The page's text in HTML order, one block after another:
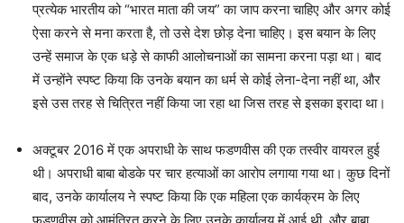
प्रत्येक भारतीय को “भारत माता की जय” का जाप करना चाहिए और अगर कोई
ऐसा करने से मना करता है, तो उसे देश छोड़ देना चाहिए। इस बयान के लिए
उन्हें समाज के एक धड़े से काफी आलोचनाओं का सामना करना पड़ा था। बाद
में उन्होंने स्पष्ट किया कि उनके बयान का धर्म से कोई लेना-देना नहीं था, और
इसे उस तरह से चित्रित नहीं किया जा रहा था जिस तरह से इसका इरादा था।
अक्टूबर 2016 में एक अपराधी के साथ फडणवीस की एक तस्वीर वायरल हुई
थी। अपराधी बाबा बोडके पर चार हत्याओं का आरोप लगाया गया था। कुछ दिनों
बाद, उनके कार्यालय ने स्पष्ट किया कि एक महिला एक कार्यक्रम के लिए